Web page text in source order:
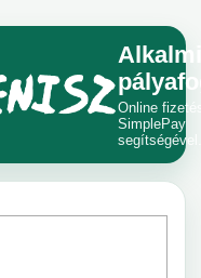
Alkalmi
Online
SimplePay
segítségével.